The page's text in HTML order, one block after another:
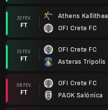
22 FEV.
FT
Athens Kallithea
OFI Crete FC
15 FEV.
FT
OFI Crete FC
Asteras Tripolis
08 FEV.
FT
OFI Crete FC
PAOK Salónica